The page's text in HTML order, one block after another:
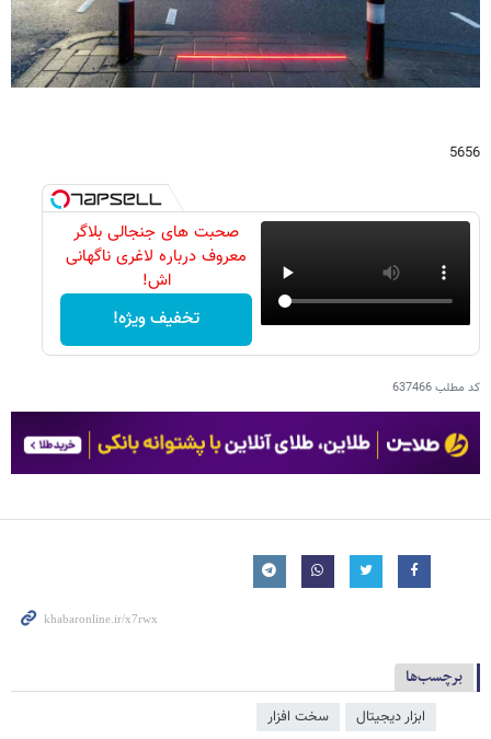
5656
صحبت های جنجالی بلاگر
معروف درباره لاغری ناگهانی
اش!
تخفیف ویژه!
کد مطلب637466
برچسب‌ها
ابزار دیجیتال سخت افزار